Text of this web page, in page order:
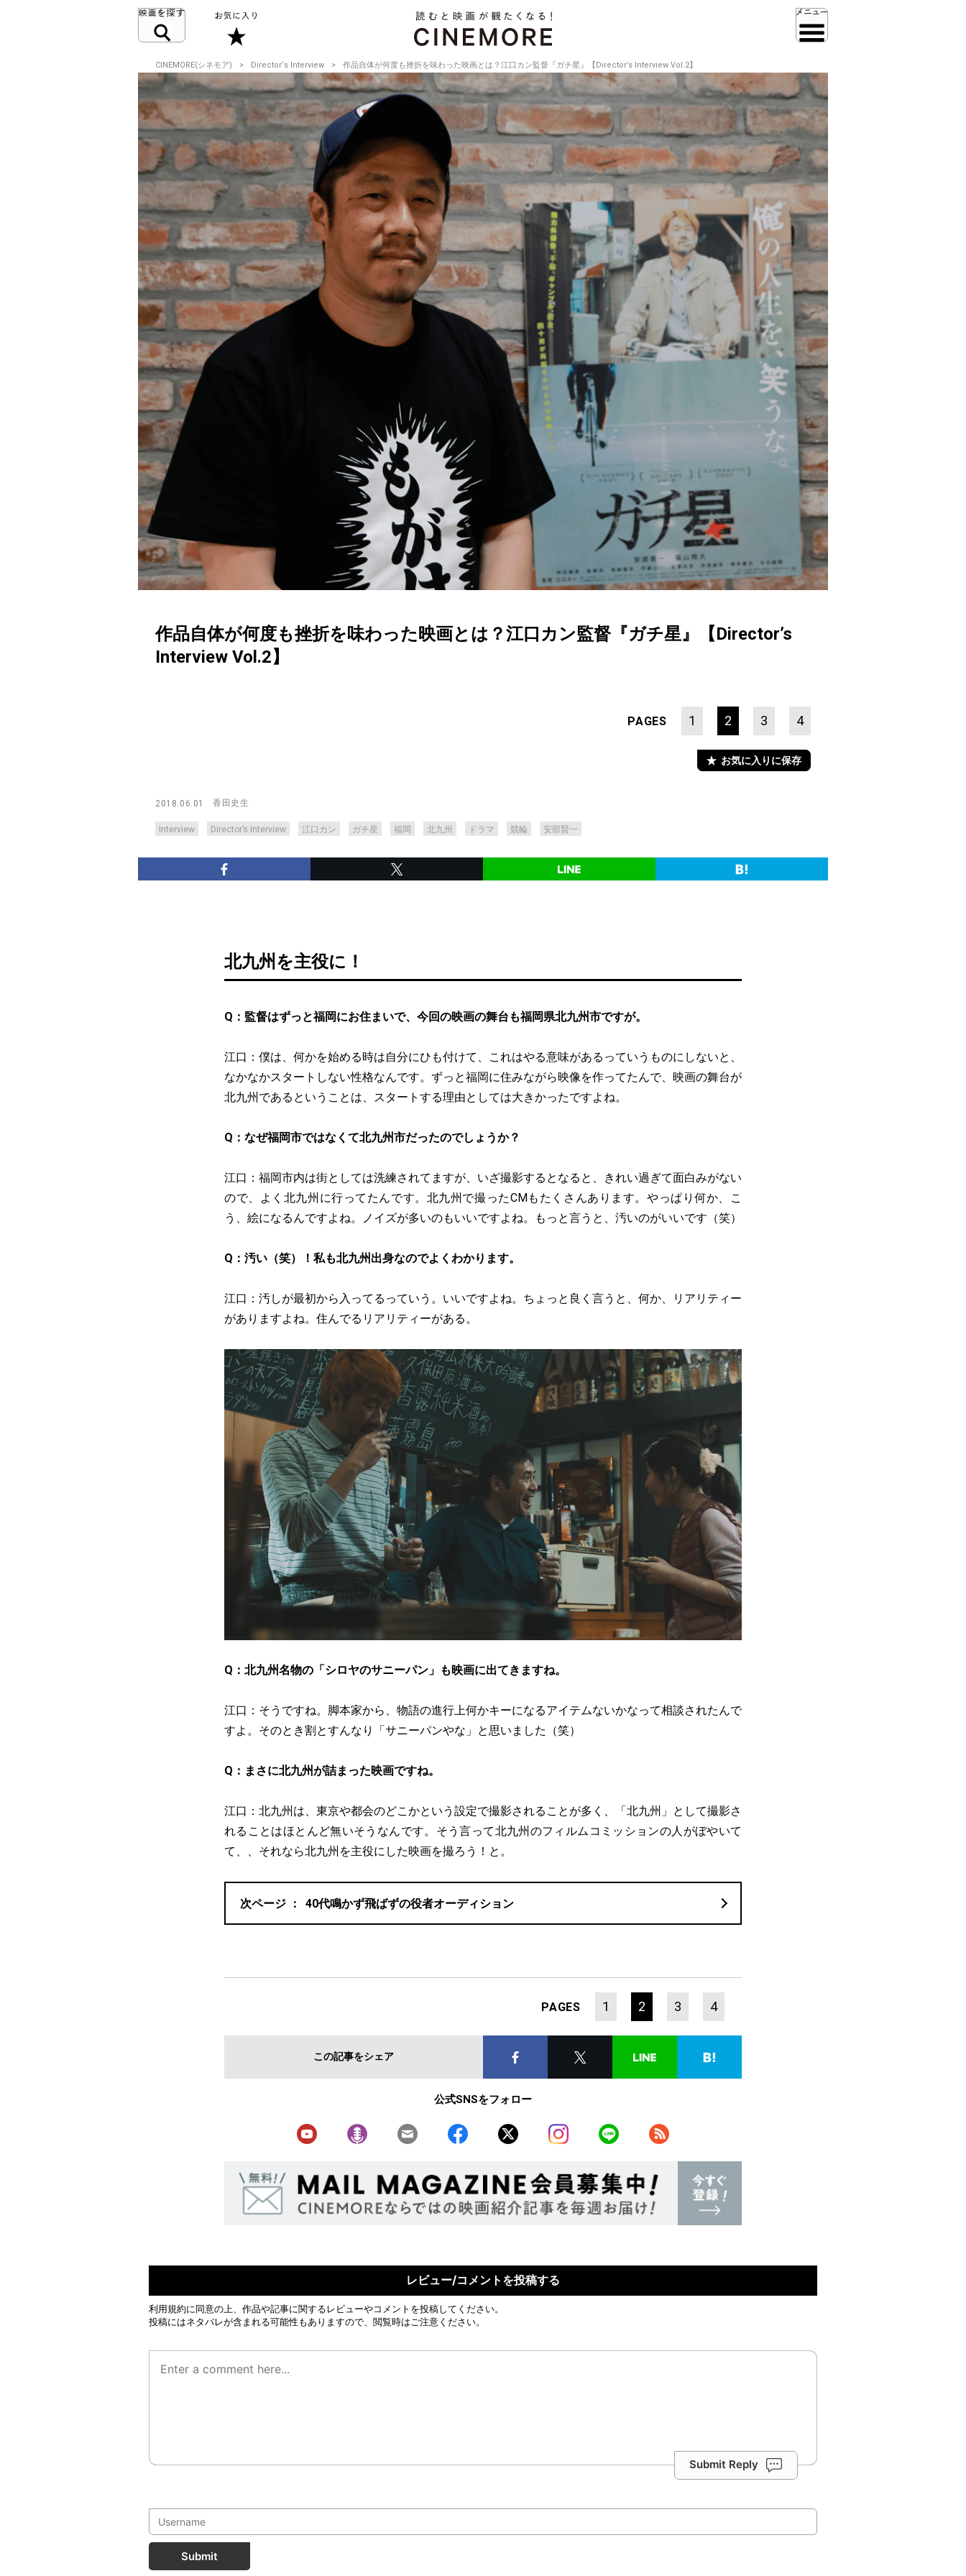
CINEMORE(シネモア) Director‘s Interview 作品自体が何度も挫折を味わった映画とは？江口カン監督『ガチ星』【Director’s Interview Vol.2】
作品自体が何度も挫折を味わった映画とは？江口カン監督『ガチ星』【Director’s
Interview Vol.2】
PAGES 1 2 3 4
お気に入りに保存
2018.06.01 香田史生
Interview Director’s Interview 江口カン ガチ星 福岡 北九州 ドラマ 競輪 安部賢一
北九州を主役に！
Q：監督はずっと福岡にお住まいで、今回の映画の舞台も福岡県北九州市ですが。
江口：僕は、何かを始める時は自分にひも付けて、これはやる意味があるっていうものにしないと、
なかなかスタートしない性格なんです。ずっと福岡に住みながら映像を作ってたんで、映画の舞台が
北九州であるということは、スタートする理由としては大きかったですよね。
Q：なぜ福岡市ではなくて北九州市だったのでしょうか？
江口：福岡市内は街としては洗練されてますが、いざ撮影するとなると、きれい過ぎて面白みがない
ので、よく北九州に行ってたんです。北九州で撮ったCMもたくさんあります。やっぱり何か、こ
う、絵になるんですよね。ノイズが多いのもいいですよね。もっと言うと、汚いのがいいです（笑）
Q：汚い（笑）！私も北九州出身なのでよくわかります。
江口：汚しが最初から入ってるっていう。いいですよね。ちょっと良く言うと、何か、リアリティー
がありますよね。住んでるリアリティーがある。
Q：北九州名物の「シロヤのサニーパン」も映画に出てきますね。
江口：そうですね。脚本家から、物語の進行上何かキーになるアイテムないかなって相談されたんで
すよ。そのとき割とすんなり「サニーパンやな」と思いました（笑）
Q：まさに北九州が詰まった映画ですね。
江口：北九州は、東京や都会のどこかという設定で撮影されることが多く、「北九州」として撮影さ
れることはほとんど無いそうなんです。そう言って北九州のフィルムコミッションの人がぼやいて
て、、それなら北九州を主役にした映画を撮ろう！と。
40代鳴かず飛ばずの役者オーディション
PAGES 1 2 3 4
この記事をシェア
公式SNSをフォロー
レビュー/コメントを投稿する
利用規約に同意の上、作品や記事に関するレビューやコメントを投稿してください。
投稿にはネタバレが含まれる可能性もありますので、閲覧時はご注意ください。
Submit Reply
Submit